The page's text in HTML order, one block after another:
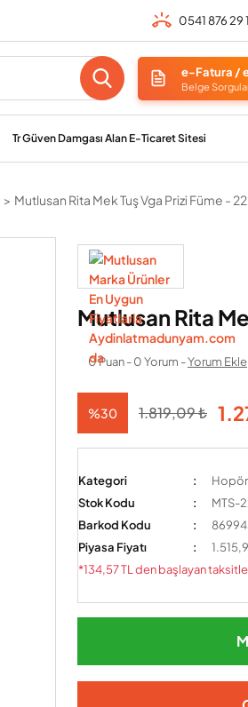
0541 876 29
e-Fatura /
Belge
Tr Güven Damgası Alan E-Ticaret Sitesi
Mutlusan Rita Mek Tuş Vga Prizi Füme -
Mutlusan Rita
0 Puan - 0 Yorum -Yorum Ekle
%30 1.819,09 ₺
Kategori
Stok Kodu
MTS-
Barkod Kodu
Piyasa Fiyatı
*134,57 TL den başlayan